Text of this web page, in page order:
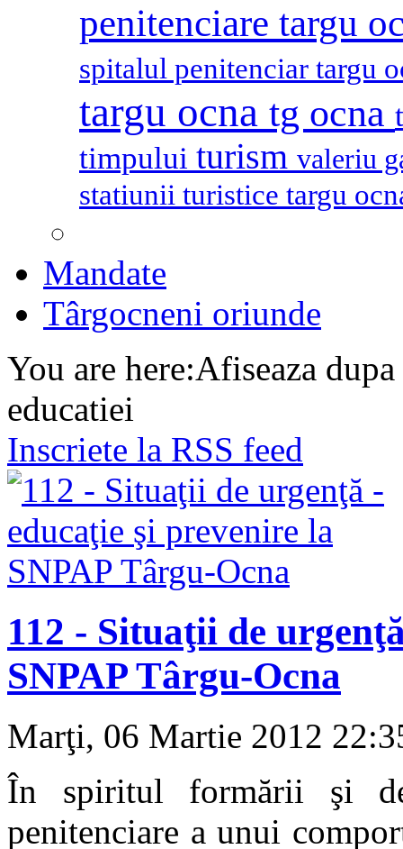
penitenciare targu
spitalul penitenciar targu
targu ocna tg ocna
timpului turism valeriu
statiunii turistice targu
Mandate
Târgocneni oriunde
You are here:Afiseaza
educatiei
Inscriete la RSS feed
112 - Situaţii de
SNPAP Târgu-Ocna
Marţi, 06 Martie 2012
În spiritul formării şi
penitenciare a unui